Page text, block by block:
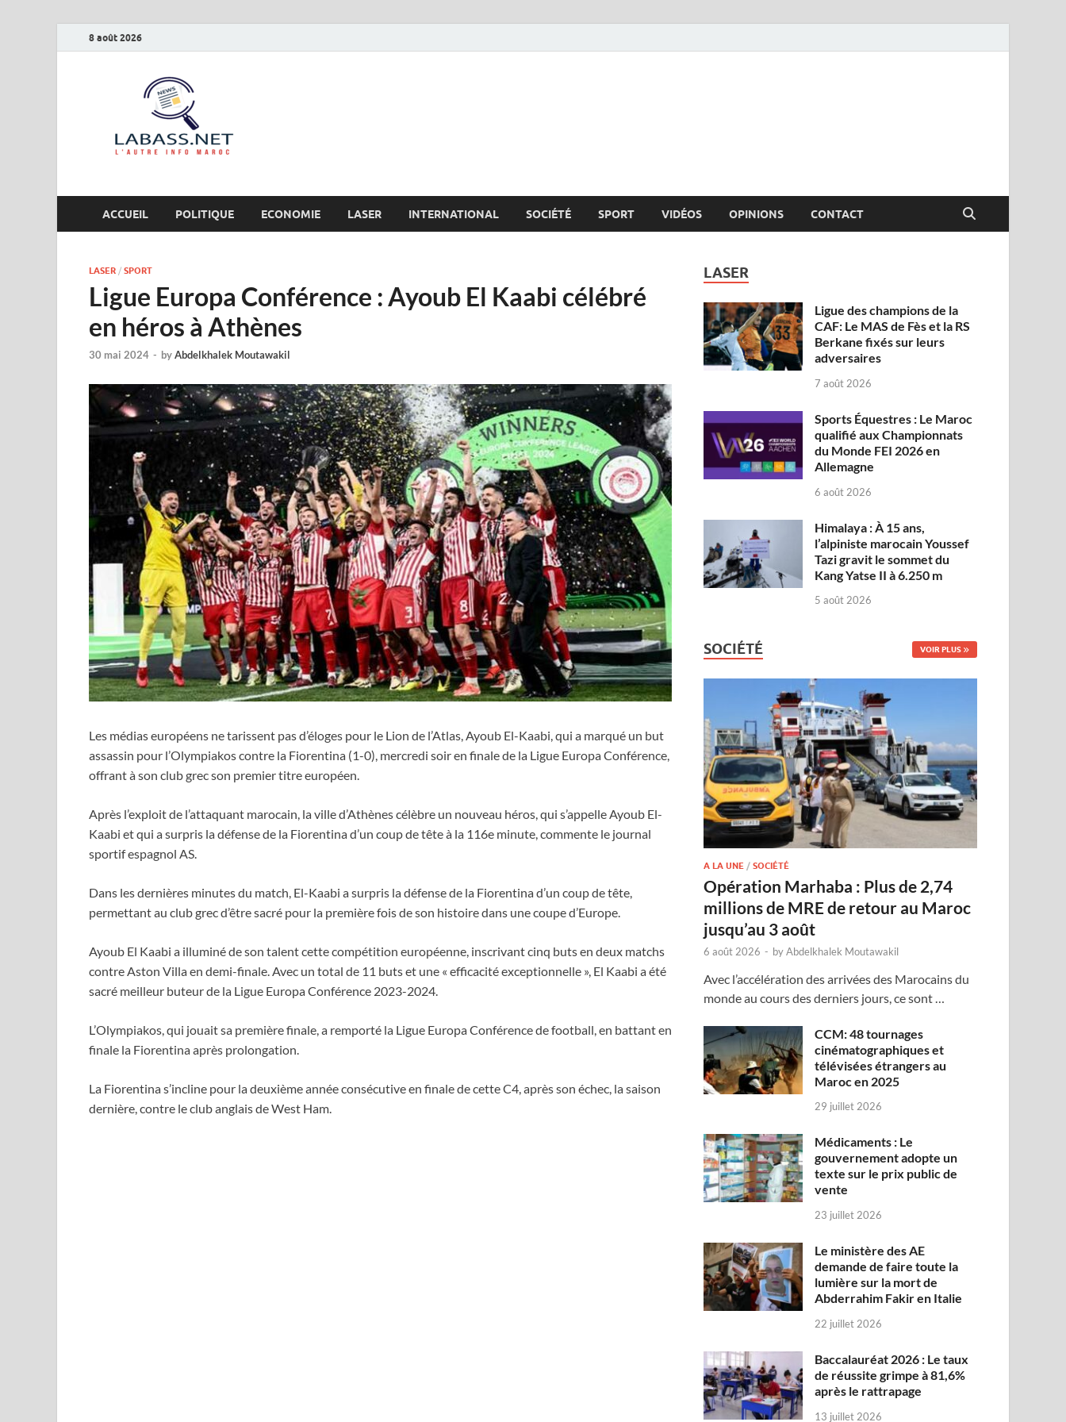
8 août 2026
ACCUEIL POLITIQUE ECONOMIE LASER INTERNATIONAL SOCIÉTÉ SPORT VIDÉOS OPINIONS CONTACT
LASER / SPORT
Ligue Europa Conférence : Ayoub El Kaabi célébré
en héros à Athènes
30 mai 2024 - byAbdelkhalek Moutawakil
Les médias européens ne tarissent pas d’éloges pour le Lion de l’Atlas, Ayoub El-Kaabi, qui a marqué un but
assassin pour l’Olympiakos contre la Fiorentina (1-0), mercredi soir en finale de la Ligue Europa Conférence,
offrant à son club grec son premier titre européen.
Après l’exploit de l’attaquant marocain, la ville d’Athènes célèbre un nouveau héros, qui s’appelle Ayoub El-
Kaabi et qui a surpris la défense de la Fiorentina d’un coup de tête à la 116e minute, commente le journal
sportif espagnol AS.
Dans les dernières minutes du match, El-Kaabi a surpris la défense de la Fiorentina d’un coup de tête,
permettant au club grec d’être sacré pour la première fois de son histoire dans une coupe d’Europe.
Ayoub El Kaabi a illuminé de son talent cette compétition européenne, inscrivant cinq buts en deux matchs
contre Aston Villa en demi-finale. Avec un total de 11 buts et une « efficacité exceptionnelle », El Kaabi a été
sacré meilleur buteur de la Ligue Europa Conférence 2023-2024.
L’Olympiakos, qui jouait sa première finale, a remporté la Ligue Europa Conférence de football, en battant en
finale la Fiorentina après prolongation.
La Fiorentina s’incline pour la deuxième année consécutive en finale de cette C4, après son échec, la saison
dernière, contre le club anglais de West Ham.
LASER
Ligue des champions de la
CAF: Le MAS de Fès et la RS
Berkane fixés sur leurs
adversaires
7 août 2026
Sports Équestres : Le Maroc
qualifié aux Championnats
du Monde FEI 2026 en
Allemagne
6 août 2026
Himalaya : À 15 ans,
l’alpiniste marocain Youssef
Tazi gravit le sommet du
Kang Yatse II à 6.250 m
5 août 2026
SOCIÉTÉ VOIR PLUS
A LA UNE /SOCIÉTÉ
Opération Marhaba : Plus de 2,74
millions de MRE de retour au Maroc
jusqu’au 3 août
6 août 2026 - byAbdelkhalek Moutawakil
Avec l’accélération des arrivées des Marocains du
monde au cours des derniers jours, ce sont …
CCM: 48 tournages
cinématographiques et
télévisées étrangers au
Maroc en 2025
29 juillet 2026
Médicaments : Le
gouvernement adopte un
texte sur le prix public de
vente
23 juillet 2026
Le ministère des AE
demande de faire toute la
lumière sur la mort de
Abderrahim Fakir en Italie
22 juillet 2026
Baccalauréat 2026 : Le taux
de réussite grimpe à 81,6%
après le rattrapage
13 juillet 2026